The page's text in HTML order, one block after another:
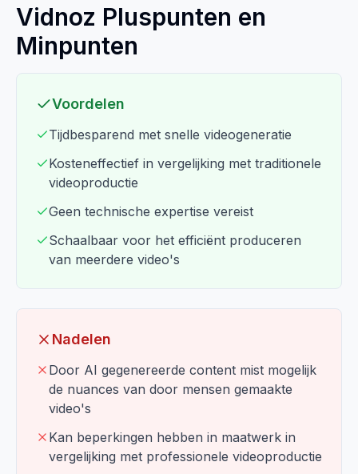
Vidnoz Pluspunten en
Minpunten
Voordelen
Tijdbesparend met snelle videogeneratie
Kosteneffectief in vergelijking met traditionele
videoproductie
Geen technische expertise vereist
Schaalbaar voor het efficiënt produceren
van meerdere video's
Nadelen
Door AI gegenereerde content mist mogelijk
de nuances van door mensen gemaakte
video's
Kan beperkingen hebben in maatwerk in
vergelijking met professionele videoproductie